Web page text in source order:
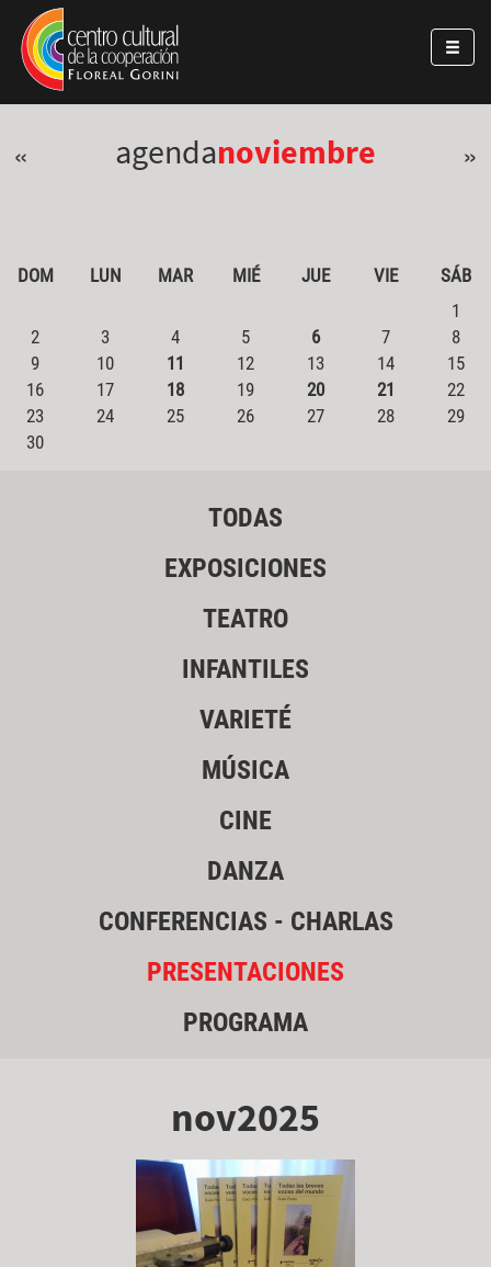
Pasar al contenido principal
Jump to main content
« agendanoviembre »
DOM LUN MAR MIÉ JUE VIE
SÁB
1
2
3 4 5 6 7
8
9
10 11 12 13 14
15
16
17 18 19 20 21
22
23
24 25 26 27 28
29
30
TODAS
EXPOSICIONES
TEATRO
INFANTILES
VARIETÉ
MÚSICA
CINE
DANZA
CONFERENCIAS - CHARLAS
PRESENTACIONES
PROGRAMA
nov2025